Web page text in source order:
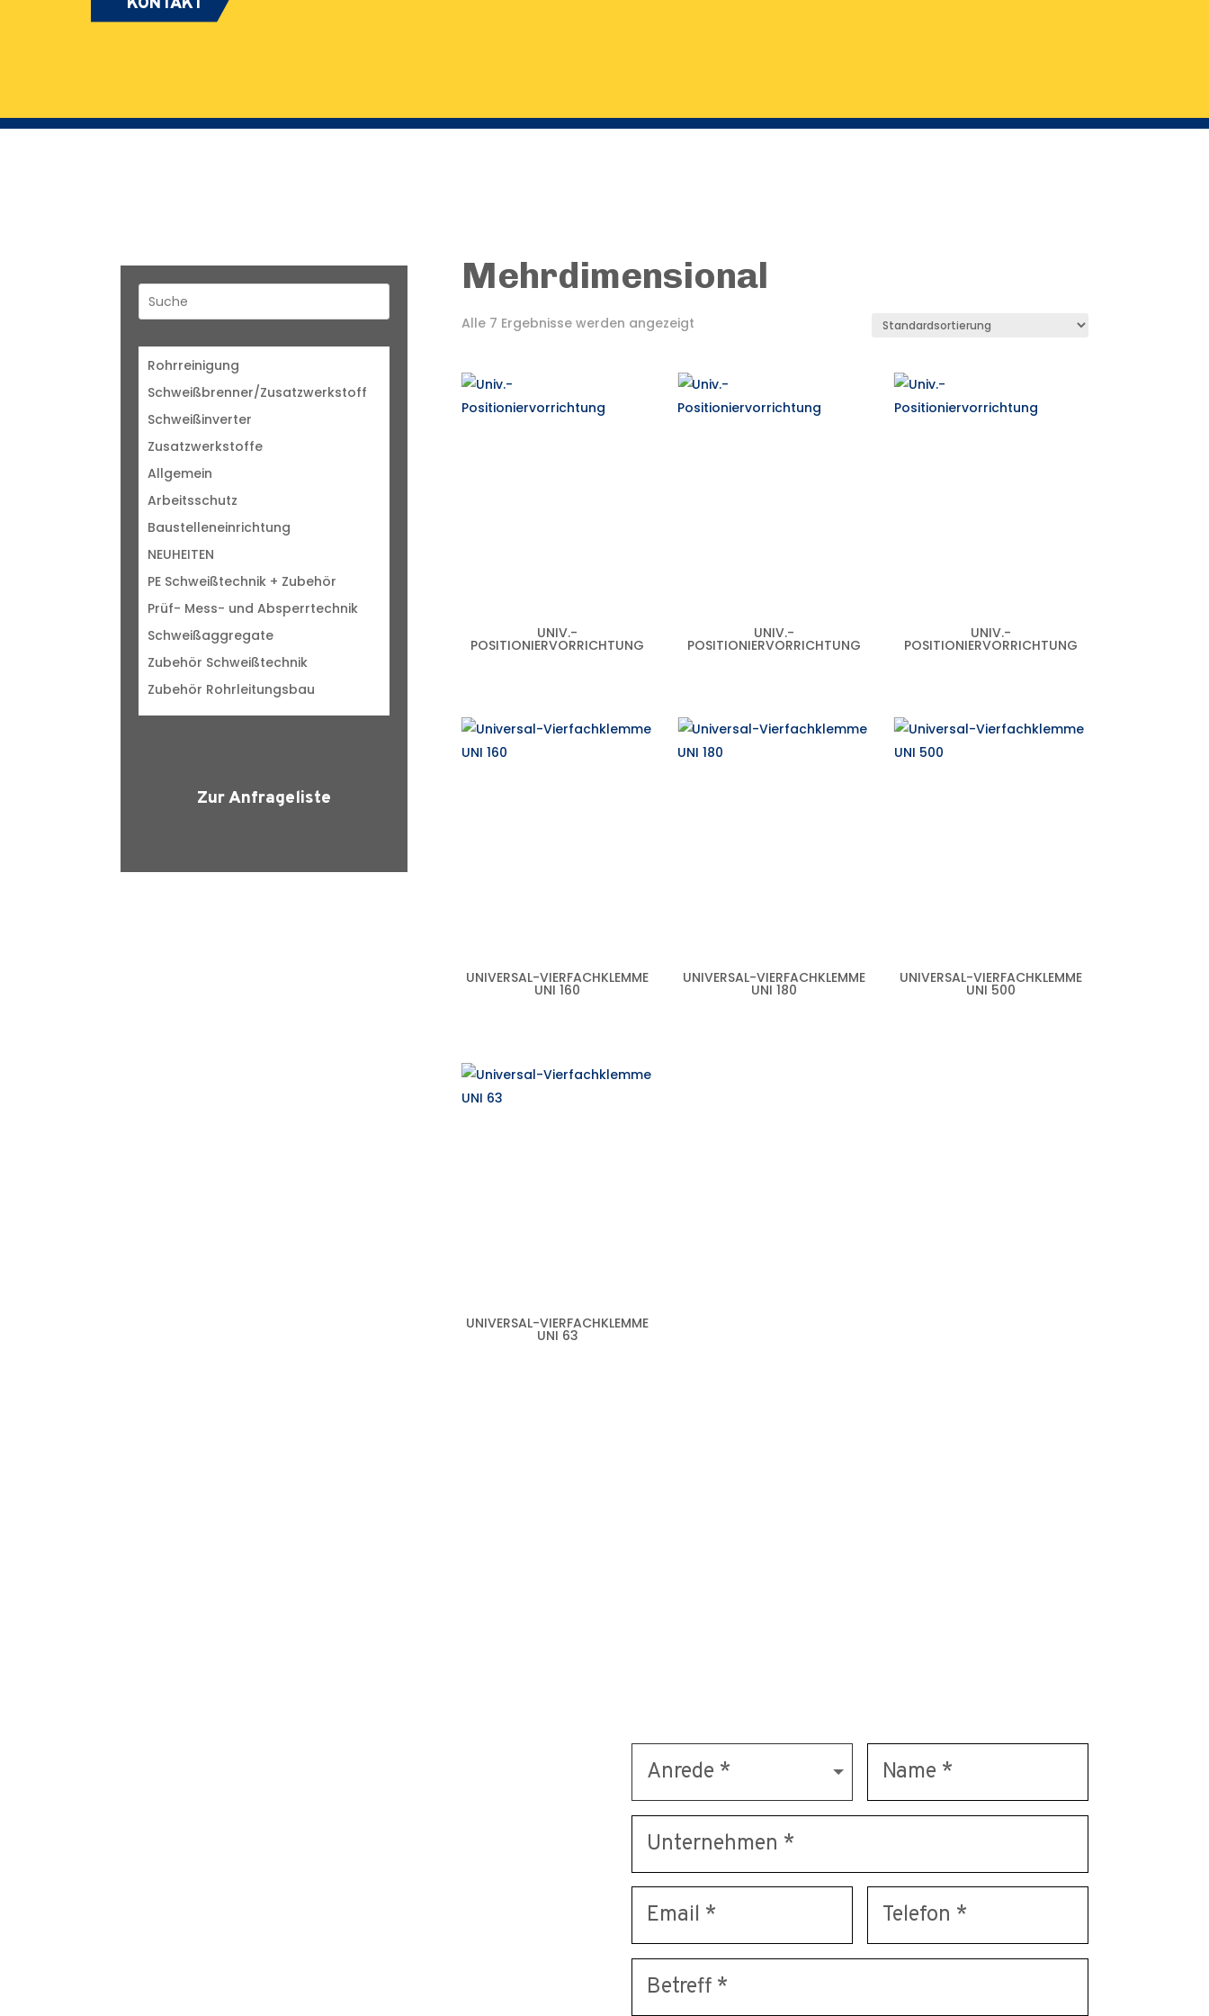
Rohrreinigung
Schweißbrenner/Zusatzwerkstoff
Schweißinverter
Zusatzwerkstoffe
Allgemein
Arbeitsschutz
Baustelleneinrichtung
NEUHEITEN
PE Schweißtechnik + Zubehör
Prüf- Mess- und Absperrtechnik
Schweißaggregate
Zubehör Schweißtechnik
Zubehör Rohrleitungsbau
Zur Anfrageliste
Mehrdimensional
Alle 7 Ergebnisse werden angezeigt
UNIV.-
POSITIONIERVORRICHTUNG
UNIV.-
POSITIONIERVORRICHTUNG
UNIV.-
POSITIONIERVORRICHTUNG
UNIVERSAL-VIERFACHKLEMME
UNI 160
UNIVERSAL-VIERFACHKLEMME
UNI 180
UNIVERSAL-VIERFACHKLEMME
UNI 500
UNIVERSAL-VIERFACHKLEMME
UNI 63